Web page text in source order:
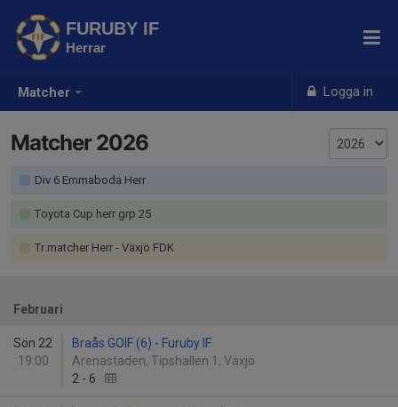
Matcher Logga in
FURUBY IF
Herrar
Matcher 2026
Div 6 Emmaboda Herr
Toyota Cup herr grp 25
Tr.matcher Herr - Växjö FDK
Februari
Sön 22
19:00
Braås GOIF (6) - Furuby IF
Arenastaden, Tipshallen 1, Växjö
2 - 6